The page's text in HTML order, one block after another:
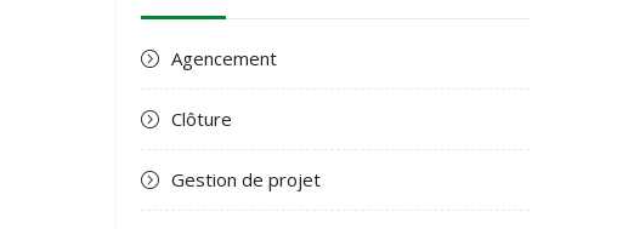
Agencement
Clôture
Gestion de projet